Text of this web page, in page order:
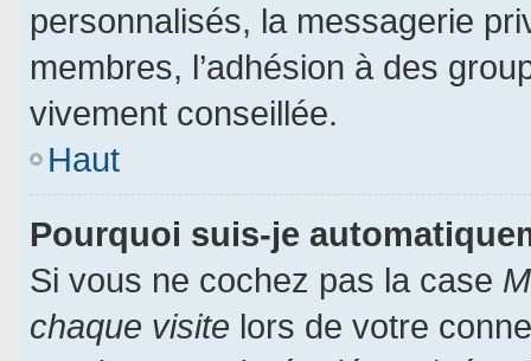
personnalisés, la messagerie
membres, l’adhésion à des
vivement conseillée.
Haut
Pourquoi suis-je
Si vous ne cochez pas la case
chaque visite lors de votre